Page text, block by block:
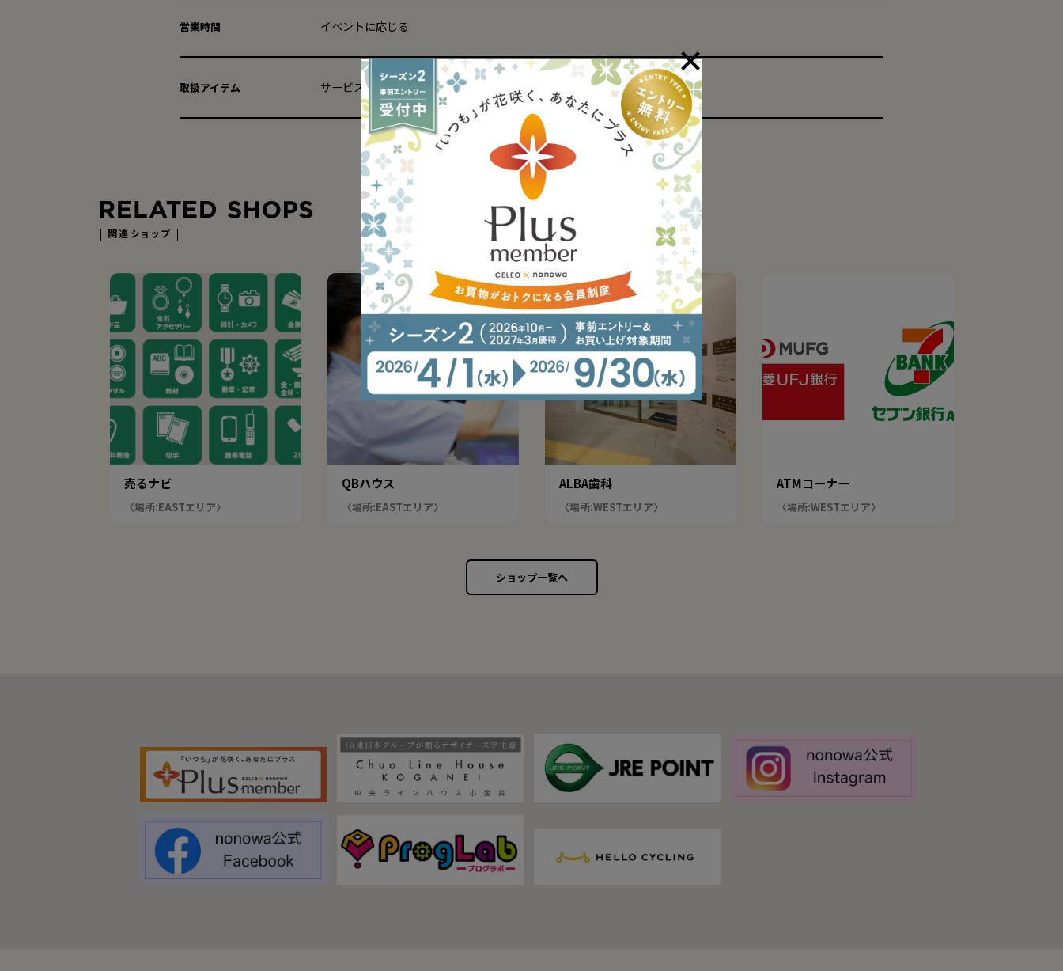
営業時間 イベントに応じる
取扱アイテム サービス・その他
関連ショップ
売るナビ
〈場所:EASTエリア〉
QBハウス
〈場所:EASTエリア〉
ALBA歯科
〈場所:WESTエリア〉
ATMコーナー
〈場所:WESTエリア〉
ショップ一覧へ